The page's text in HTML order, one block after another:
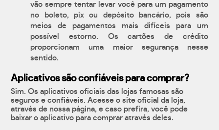
vão sempre tentar levar você para um pagamento
no boleto, pix ou depósito bancário, pois são
meios de pagamentos mais difíceis para um
possível estorno. Os cartões de crédito
proporcionam uma maior segurança nesse
sentido.
Aplicativos são confiáveis para comprar?
Sim. Os aplicativos oficiais das lojas famosas são
seguros e confiáveis. Acesse o site oficial da loja,
através de nossa página, e caso prefira, você pode
baixar o aplicativo para comprar através deles.